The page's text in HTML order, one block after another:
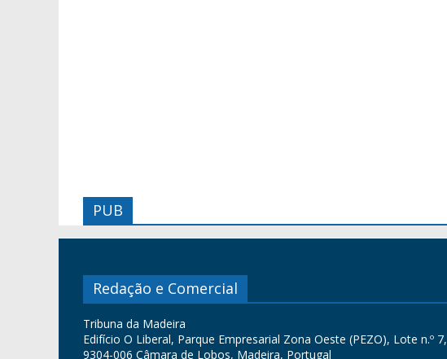
PUB
Redação e Comercial
Tribuna da Madeira
Edifício O Liberal, Parque Empresarial Zona Oeste (PEZO), Lote n.º 7,
9304-006 Câmara de Lobos, Madeira, Portugal